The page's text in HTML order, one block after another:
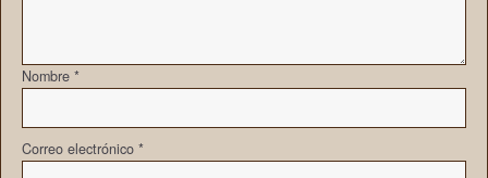
Nombre *
Correo electrónico *